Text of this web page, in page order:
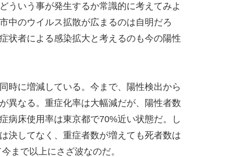
ういう事が発生するか常識的に考えてみよ
中のウイルス拡散が広まるのは自明だろ
状者による感染拡大と考えるのも今の陽性
時に増減している。今まで、陽性検出から
異なる。重症化率は大幅減だが、陽性者数
病床使用率は東京都で70%近い状態だ。し
決してなく、重症者数が増えても死者数は
まで以上にさざ波なのだ。